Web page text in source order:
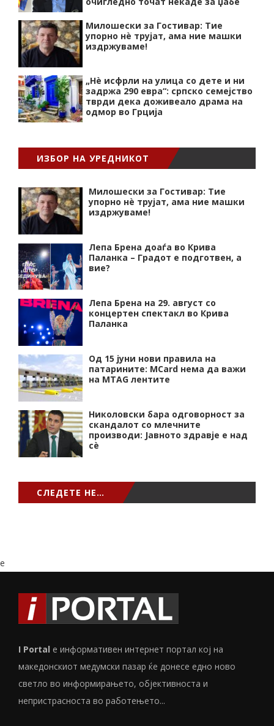
Милошески за Гостивар: Тие
упорно нѐ трујат, ама ние машки
издржуваме!
„Нѐ исфрли на улица со дете и ни
задржа 290 евра“: српско семејство
тврди дека доживеало драма на
одмор во Грција
ИЗБОР НА УРЕДНИКОТ
Милошески за Гостивар: Тие
упорно нѐ трујат, ама ние машки
издржуваме!
Лепа Брена доаѓа во Крива
Паланка – Градот е подготвен, а
вие?
Лепа Брена на 29. август со
концертен спектакл во Крива
Паланка
Од 15 јуни нови правила на
патарините: MCard нема да важи
на MTAG лентите
Николовски бара одговорност за
скандалот со млечните
производи: Јавното здравје е над
сѐ
СЛЕДЕТЕ НЕ…
e
I Portal е информативен интернет портал кој на
македонскиот медумски пазар ќе донесе едно ново
светло во информирањето, објективноста и
непристрасноста во работењето...